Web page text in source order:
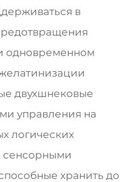
в
одновременном
двухшнековые
управления на
логических
сенсорными
хранить до